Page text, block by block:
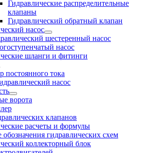
Гидравлические распределительные
клапаны
Гидравлический обратный клапан
насос
шестеренный насос
насос
шланги и фитинги
постоянного тока
насос
ворота
клапанов
расчеты и формулы
гидравлических схем
коллекторный блок